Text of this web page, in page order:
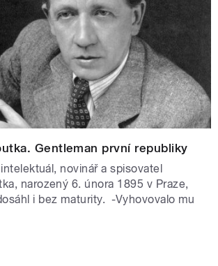
Gentleman první republiky
novinář a spisovatel
narozený 6. února 1895 v Praze,
i bez maturity. -Vyhovovalo mu